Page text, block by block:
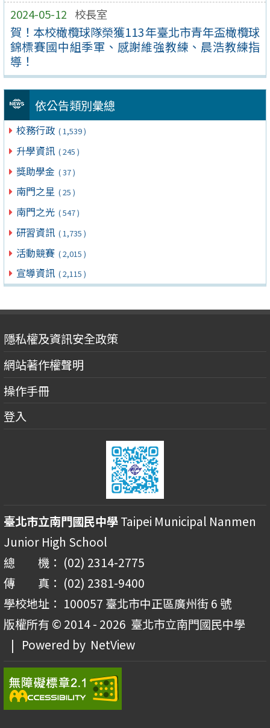
2024-05-12 校長室
賀！本校橄欖球隊榮獲113年臺北市青年盃橄欖球
錦標賽國中組季軍、感謝維強教練、晨浩教練指
導！
依公告類別彙總
校務行政 ( 1,539 )
升學資訊 ( 245 )
獎助學金 ( 37 )
南門之星 ( 25 )
南門之光 ( 547 )
研習資訊 ( 1,735 )
活動競賽 ( 2,015 )
宣導資訊 ( 2,115 )
隱私權及資訊安全政策
網站著作權聲明
操作手冊
登入
臺北市立南門國民中學Taipei Municipal Nanmen
Junior High School
總 機： (02) 2314-2775
傳 真： (02) 2381-9400
學校地址： 100057 臺北市中正區廣州街 6 號
版權所有 © 2014 - 2026 臺北市立南門國民中學
| Powered by NetView